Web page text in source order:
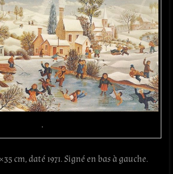
.
cm, daté 1971. Signé en bas à gauche.